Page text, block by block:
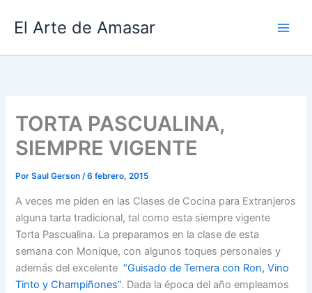
El Arte de Amasar
TORTA PASCUALINA,
SIEMPRE VIGENTE
PorSaul Gerson/6 febrero, 2015
A veces me piden en las Clases de Cocina para Extranjeros
alguna tarta tradicional, tal como esta siempre vigente
Torta Pascualina. La preparamos en la clase de esta
semana con Monique, con algunos toques personales y
además del excelente“Guisado de Ternera con Ron, Vino
Tinto y Champiñones”. Dada la época del año empleamos